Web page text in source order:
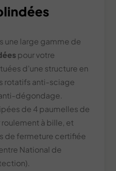
une large gamme de
pour votre
d’une structure en
rotatifs anti-sciage
dégondage.
de 4 paumelles de
à bille, et
de fermeture certifiée
National de